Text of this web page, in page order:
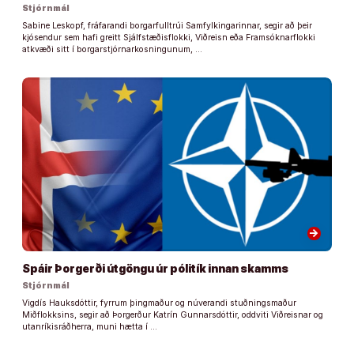
Stjórnmál
Sabine Leskopf, fráfarandi borgarfulltrúi Samfylkingarinnar, segir að þeir
kjósendur sem hafi greitt Sjálfstæðisflokki, Viðreisn eða Framsóknarflokki
atkvæði sitt í borgarstjórnarkosningunum, …
arrow_forward
Spáir Þorgerði útgöngu úr pólitík innan skamms
Stjórnmál
Vigdís Hauksdóttir, fyrrum þingmaður og núverandi stuðningsmaður
Miðflokksins, segir að Þorgerður Katrín Gunnarsdóttir, oddviti Viðreisnar og
utanríkisráðherra, muni hætta í …